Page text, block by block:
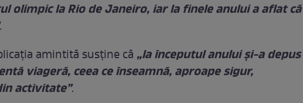
olimpic la Rio de Janeiro, iar la finele anului a aflat că
.
amintită susţine că „la începutul anului şi-a depus
viageră, ceea ce înseamnă, aproape sigur,
activitate”.